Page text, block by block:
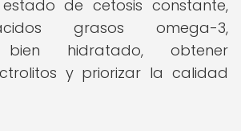
de cetosis constante,
grasos omega-3,
bien hidratado, obtener
y priorizar la calidad